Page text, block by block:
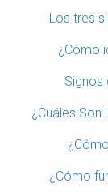
Los tres
¿Cómo
Signos
¿Cuáles
¿Cómo